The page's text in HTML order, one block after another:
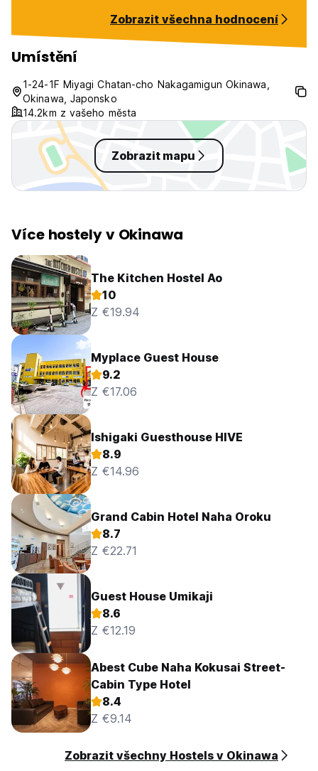
Zobrazit všechna hodnocení
Umístění
1-24-1F Miyagi Chatan-cho Nakagamigun Okinawa,
Okinawa, Japonsko
14.2km z vašeho města
Zobrazit mapu
Více hostely v Okinawa
The Kitchen Hostel Ao
10
Z €19.94
Myplace Guest House
9.2
Z €17.06
Ishigaki Guesthouse HIVE
8.9
Z €14.96
Grand Cabin Hotel Naha Oroku
8.7
Z €22.71
Guest House Umikaji
8.6
Z €12.19
Abest Cube Naha Kokusai Street-
Cabin Type Hotel
8.4
Z €9.14
Zobrazit všechny Hostels v Okinawa